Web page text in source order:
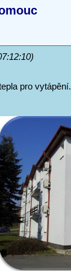
pro vytápění.